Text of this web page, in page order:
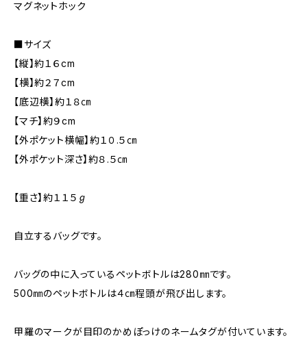
マグネットホック
■サイズ
【縦】約１６cm
【横】約２７cm
【底辺横】約１８㎝
【マチ】約９cm
【外ポケット横幅】約１０.５㎝
【外ポケット深さ】約８.５㎝
【重さ】約１１５ℊ
自立するバッグです。
バッグの中に入っているペットボトルは280㎜です。
500㎜のペットボトルは４㎝程頭が飛び出します。
甲羅のマークが目印のかめぽっけのネームタグが付いています。